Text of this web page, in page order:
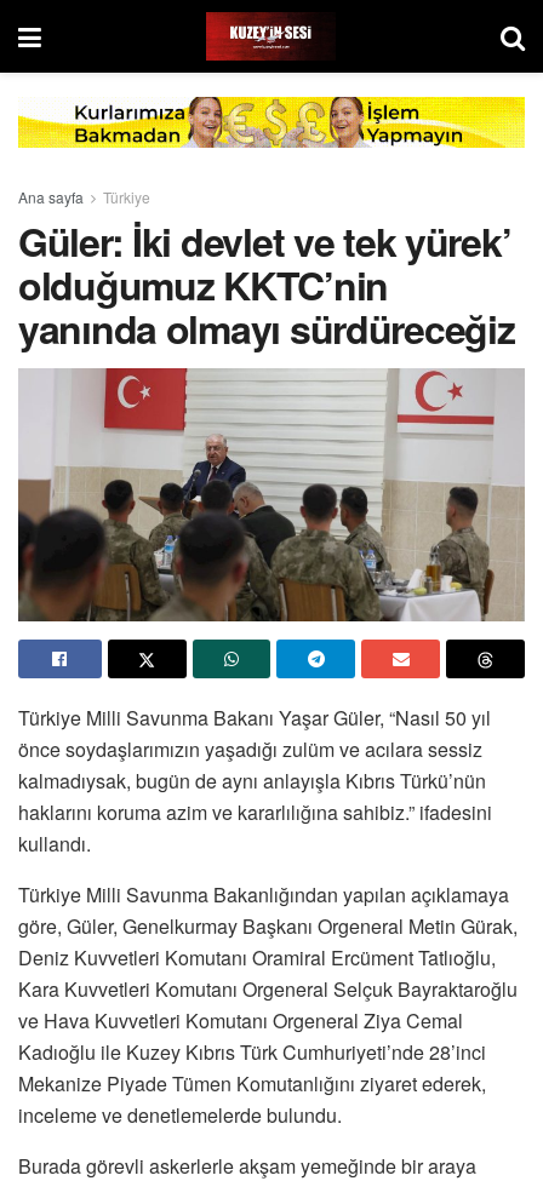
Ana sayfa Türkiye
Güler: İki devlet ve tek yürek’
olduğumuz KKTC’nin
yanında olmayı sürdüreceğiz
Türkiye Milli Savunma Bakanı Yaşar Güler, “Nasıl 50 yıl
önce soydaşlarımızın yaşadığı zulüm ve acılara sessiz
kalmadıysak, bugün de aynı anlayışla Kıbrıs Türkü’nün
haklarını koruma azim ve kararlılığına sahibiz.” ifadesini
kullandı.
Türkiye Milli Savunma Bakanlığından yapılan açıklamaya
göre, Güler, Genelkurmay Başkanı Orgeneral Metin Gürak,
Deniz Kuvvetleri Komutanı Oramiral Ercüment Tatlıoğlu,
Kara Kuvvetleri Komutanı Orgeneral Selçuk Bayraktaroğlu
ve Hava Kuvvetleri Komutanı Orgeneral Ziya Cemal
Kadıoğlu ile Kuzey Kıbrıs Türk Cumhuriyeti’nde 28’inci
Mekanize Piyade Tümen Komutanlığını ziyaret ederek,
inceleme ve denetlemelerde bulundu.
Burada görevli askerlerle akşam yemeğinde bir araya